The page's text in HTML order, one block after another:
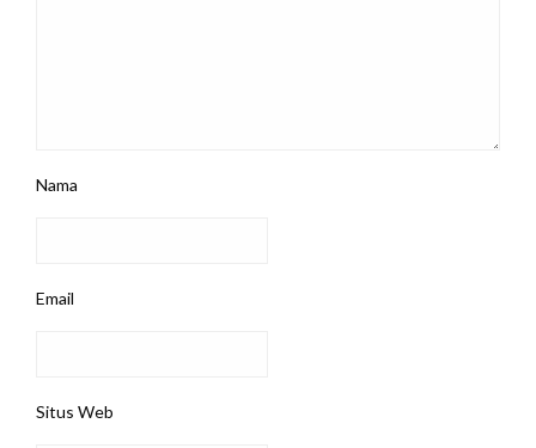
Nama
Email
Situs Web